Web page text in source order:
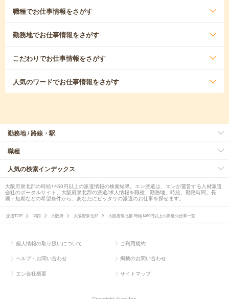
職種でお仕事情報をさがす
勤務地でお仕事情報をさがす
こだわりでお仕事情報をさがす
人気のワードでお仕事情報をさがす
勤務地 / 路線・駅
職種
人気の検索インデックス
大阪府泉北郡の時給1450円以上の派遣情報の検索結果。エン派遣は、エンが運営する人材派遣
会社のポータルサイト。大阪府泉北郡の派遣/求人情報を職種、勤務地、時給、勤務時間、長
期・短期などの希望条件から、あなたにピッタリの派遣のお仕事を探せます。
派遣TOP 関西 大阪府 大阪府泉北郡 大阪府泉北郡 時給1450円以上の派遣の仕事一覧
個人情報の取り扱いについて ご利用規約
ヘルプ・お問い合わせ 掲載のお問い合わせ
エン会社概要 サイトマップ